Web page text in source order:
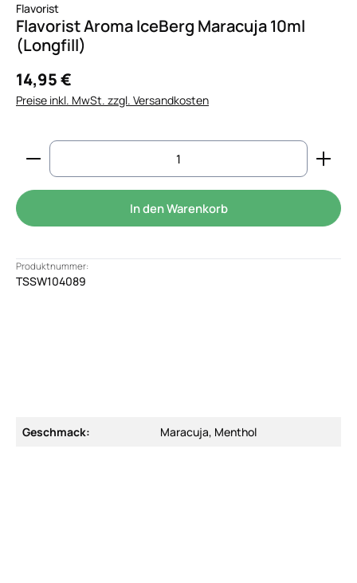
Flavorist
Flavorist Aroma IceBerg Maracuja 10ml
(Longfill)
14,95 €
Preise inkl. MwSt. zzgl. Versandkosten
Produkt Anzahl: Gib den gewünschten Wert
In den Warenkorb
Produktnummer:
TSSW104089
Geschmack: Maracuja, Menthol